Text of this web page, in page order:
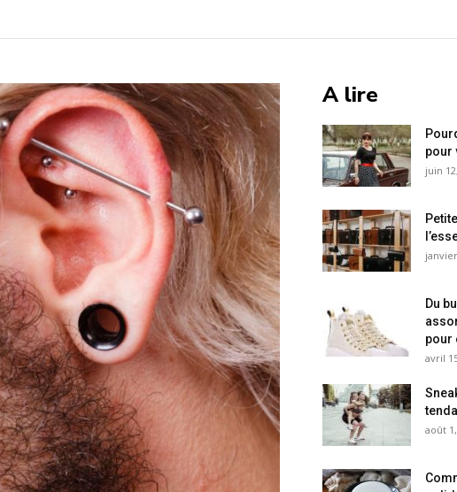
A lire
pour
juin
Du
pour
avril
août